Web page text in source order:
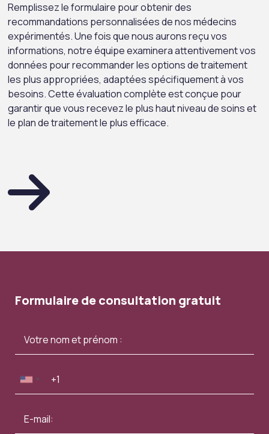
Remplissez le formulaire pour obtenir des
recommandations personnalisées de nos médecins
expérimentés. Une fois que nous aurons reçu vos
informations, notre équipe examinera attentivement vos
données pour recommander les options de traitement
les plus appropriées, adaptées spécifiquement à vos
besoins. Cette évaluation complète est conçue pour
garantir que vous recevez le plus haut niveau de soins et
le plan de traitement le plus efficace.
Formulaire de consultation gratuit